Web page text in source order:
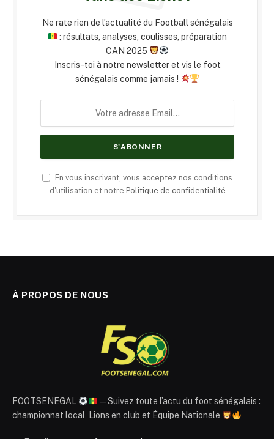
Ne rate rien de l’actualité du Football sénégalais
: résultats, analyses, coulisses, préparation
CAN 2025
Inscris-toi à notre newsletter et vis le foot
sénégalais comme jamais !
En vous inscrivant, vous acceptez nos conditions
d'utilisation et notre Politique de confidentialité
À PROPOS DE NOUS
FOOTSENEGAL
— Suivez toute l’actu du foot sénégalais :
championnat local, Lions en club et Équipe Nationale